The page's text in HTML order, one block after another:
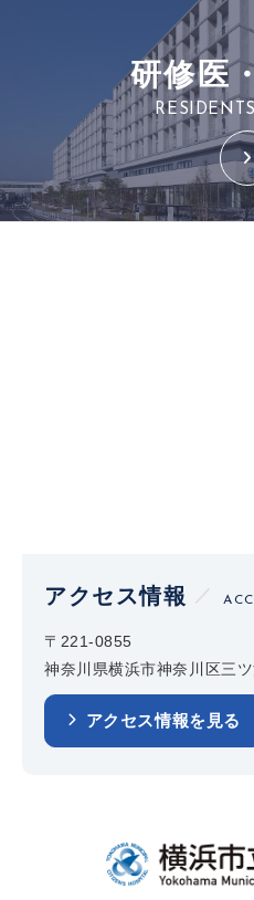
研修医
アクセス情報
〒221-0855
神奈川県横浜市神奈川区三
アクセス情報を見る